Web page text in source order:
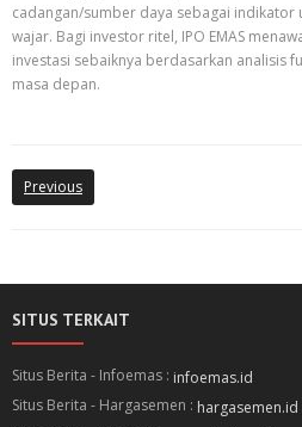
cadangan/sumber daya sebagai indikator
wajar. Bagi investor ritel, IPO EMAS
investasi sebaiknya berdasarkan analisis
masa depan.
Previous
SITUS TERKAIT
Situs Berita - Infoemas : infoemas.id
Situs Berita - Hargasemen : hargasemen.id